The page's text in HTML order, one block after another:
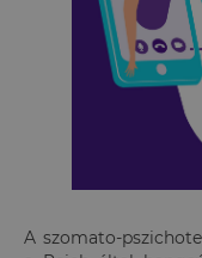
A szomato-